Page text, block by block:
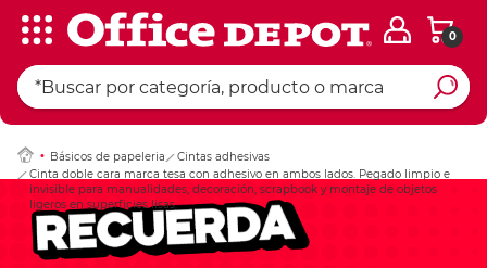
0
Básicos de papeleria
Cintas adhesivas
Cinta doble cara marca tesa con adhesivo en ambos lados. Pegado limpio e
invisible para manualidades, decoración, scrapbook y montaje de objetos
ligeros en superficies lisas.
Ingresar Codigo